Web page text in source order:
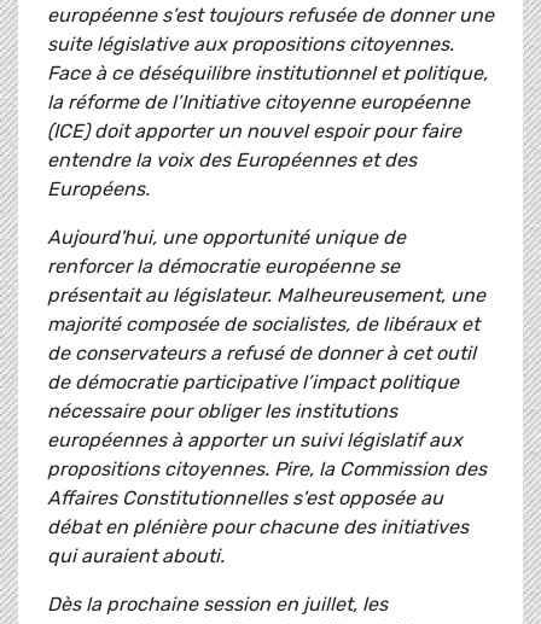
européenne s’est toujours refusée de donner une
suite législative aux propositions citoyennes.
Face à ce déséquilibre institutionnel et politique,
la réforme de l’Initiative citoyenne européenne
(ICE) doit apporter un nouvel espoir pour faire
entendre la voix des Européennes et des
Européens.
Aujourd'hui, une opportunité unique de
renforcer la démocratie européenne se
présentait au législateur. Malheureusement, une
majorité composée de socialistes, de libéraux et
de conservateurs a refusé de donner à cet outil
de démocratie participative l’impact politique
nécessaire pour obliger les institutions
européennes à apporter un suivi législatif aux
propositions citoyennes. Pire, la Commission des
Affaires Constitutionnelles s'est opposée au
débat en plénière pour chacune des initiatives
qui auraient abouti.
Dès la prochaine session en juillet, les